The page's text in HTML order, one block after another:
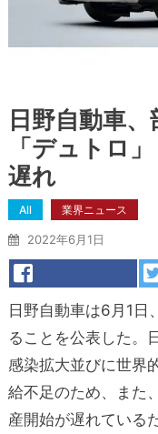
日野自動車
「デュトロ
遅れ
All 業界ニュース
2022年6月1日
日野自動車は6月1日
ることを公表した。
感染拡大並びに世界
給不足のため、また
産開始が遅れている